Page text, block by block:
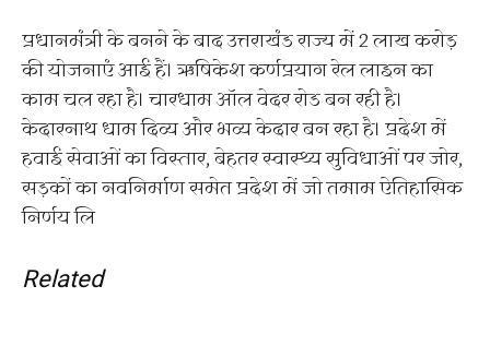
प्रधानमंत्री के बनने के बाद उत्तराखंड राज्य में 2 लाख करोड़
की योजनाएं आई हैं। ऋषिकेश कर्णप्रयाग रेल लाइन का
काम चल रहा है। चारधाम ऑल वेदर रोड बन रही है।
केदारनाथ धाम दिव्य और भव्य केदार बन रहा है। प्रदेश में
हवाई सेवाओं का विस्तार, बेहतर स्वास्थ्य सुविधाओं पर जोर,
सड़कों का नवनिर्माण समेत प्रदेश में जो तमाम ऐतिहासिक
निर्णय लि
Related